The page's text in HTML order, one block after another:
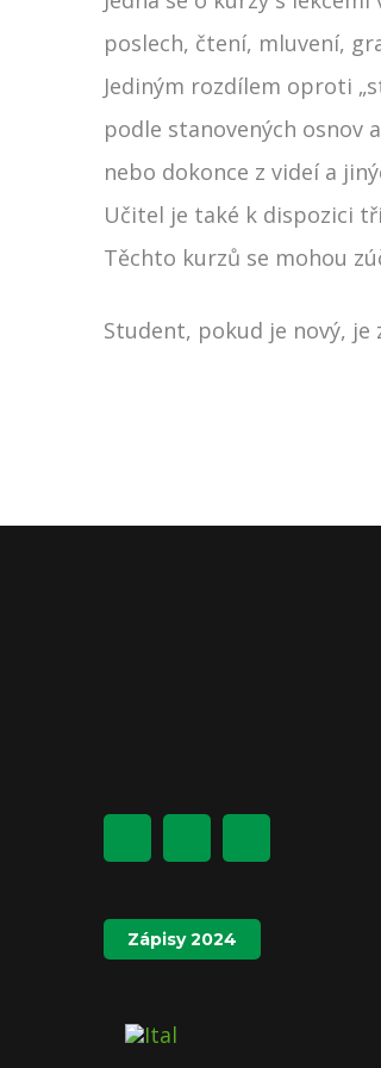
poslech, čtení, mluvení,
Jediným rozdílem oproti
podle stanovených osnov
nebo dokonce z videí a
Učitel je také k dispozici
Těchto kurzů se mohou
Student, pokud je nový, je
Zápisy 2024